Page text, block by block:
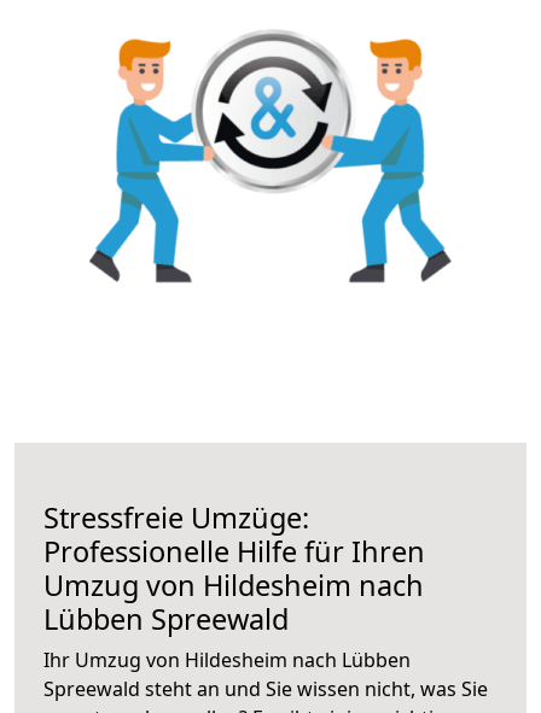
Stressfreie Umzüge:
Professionelle Hilfe für Ihren
Umzug von Hildesheim nach
Lübben Spreewald
Ihr Umzug von Hildesheim nach Lübben
Spreewald steht an und Sie wissen nicht, was Sie